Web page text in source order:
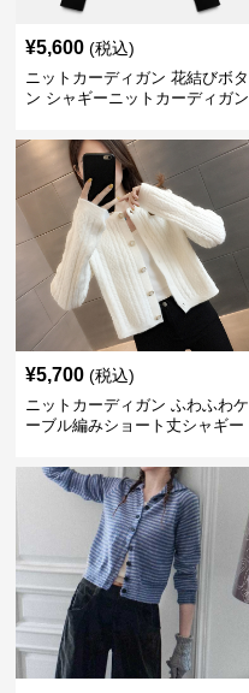
¥5,600 (税込)
ニットカーディガン 花結びボタ
ン シャギーニットカーディガン
¥5,700 (税込)
ニットカーディガン ふわふわケ
ーブル編みショート丈シャギー